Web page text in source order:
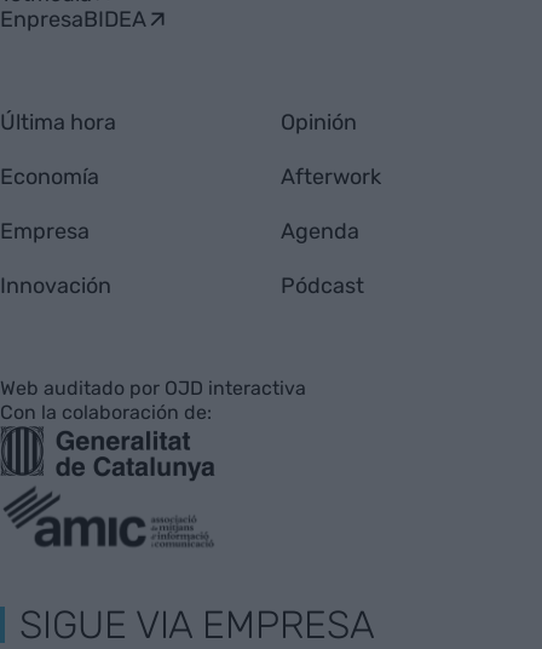
EnpresaBIDEA
Última hora
Economía
Empresa
Innovación
Opinión
Afterwork
Agenda
Pódcast
Web auditado por OJD interactiva
Con la colaboración de:
SIGUE VIA EMPRESA